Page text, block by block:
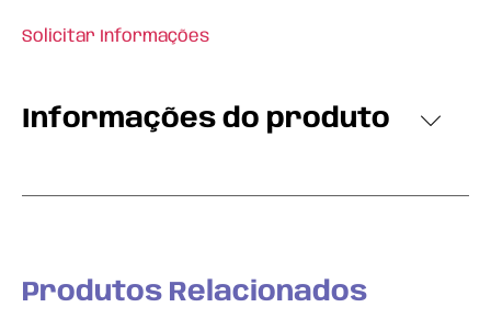
Solicitar Informações
Informações do produto
Produtos Relacionados